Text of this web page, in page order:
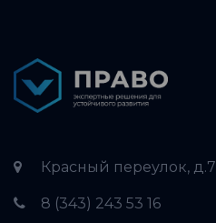
Красный переулок, д.7
8 (343) 243 53 16